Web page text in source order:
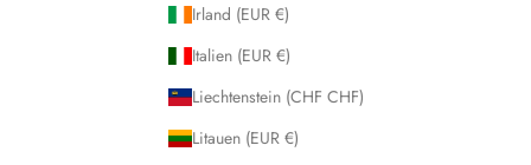
Irland (EUR €)
Italien (EUR €)
Liechtenstein (CHF CHF)
Litauen (EUR €)